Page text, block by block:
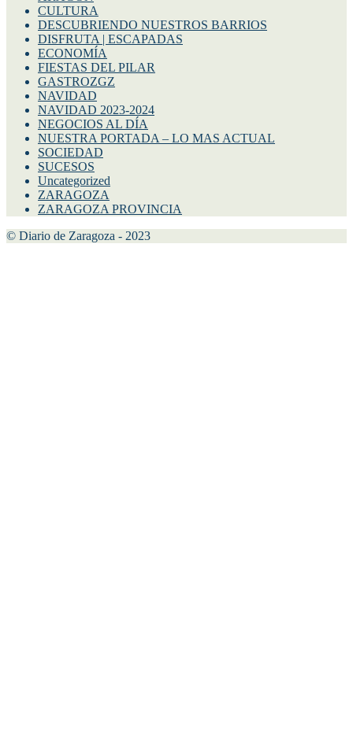
CULTURA
DESCUBRIENDO NUESTROS BARRIOS
DISFRUTA | ESCAPADAS
ECONOMÍA
FIESTAS DEL PILAR
GASTROZGZ
NAVIDAD
NAVIDAD 2023-2024
NEGOCIOS AL DÍA
NUESTRA PORTADA – LO MAS ACTUAL
SOCIEDAD
SUCESOS
Uncategorized
ZARAGOZA
ZARAGOZA PROVINCIA
© Diario de Zaragoza - 2023